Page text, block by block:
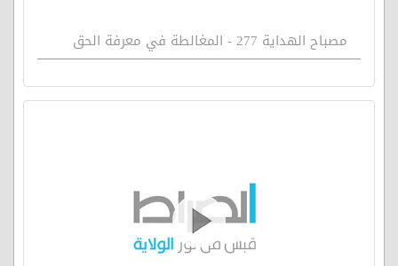
مصباح الهداية 277 - المغالطة في معرفة الحق